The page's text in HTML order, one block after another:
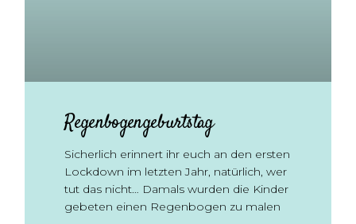
Regenbogengeburtstag
Sicherlich erinnert ihr euch an den ersten
Lockdown im letzten Jahr, natürlich, wer
tut das nicht… Damals wurden die Kinder
gebeten einen Regenbogen zu malen